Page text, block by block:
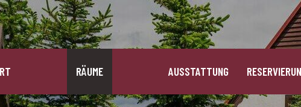
RÄUME AUSSTATTUNG